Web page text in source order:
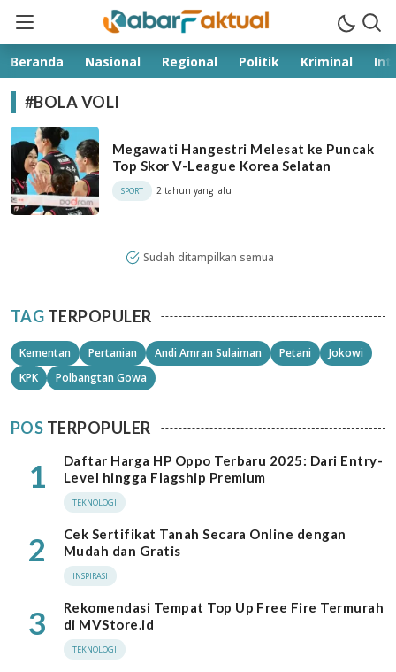
kabarfaktual.com
Terpercaya
Beranda Nasional Regional Politik Kriminal
#BOLA VOLI
Megawati Hangestri Melesat ke Puncak
Top Skor V-League Korea Selatan
SPORT 2 tahun yang lalu
Sudah ditampilkan semua
TAG TERPOPULER
Kementan Pertanian Andi Amran Sulaiman Petani
Jokowi
KPK
Polbangtan Gowa
POS TERPOPULER
1
Daftar Harga HP Oppo Terbaru 2025: Dari Entry-
Level hingga Flagship Premium
TEKNOLOGI
2
Cek Sertifikat Tanah Secara Online dengan
Mudah dan Gratis
INSPIRASI
3
Rekomendasi Tempat Top Up Free Fire Termurah
di MVStore.id
TEKNOLOGI